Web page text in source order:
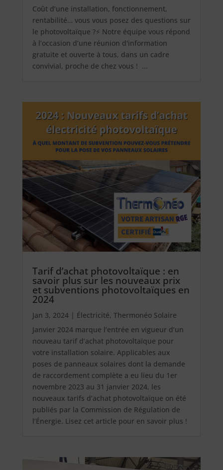
Coût d’une installation, fonctionnement,
rentabilité… vous vous posez des questions sur
le photovoltaïque ?⚡ Notre équipe vous répond
à l’occasion d’une réunion d'information
gratuite et ouverte à tous, dans un cadre
convivial, proche de chez vous ! ...
Tarif d’achat photovoltaïque : en
savoir plus sur les nouveaux prix
et subventions photovoltaïques en
2024
Jan 3, 2024| Électricité, Thermonéo Solaire
Janvier 2024 marque l’entrée en vigueur d’un
nouveau tarif d’achat photovoltaïque pour
votre installation solaire. Applicables aux
poses de panneaux solaires dont la demande
de raccordement complète a eu lieu du 1er
novembre 2023 au 31 janvier 2024, les
nouveaux tarifs d’achat photovoltaïque on été
publiés par la Commission de Régulation de
l’Énergie. Lisez cet article pour en savoir plus !